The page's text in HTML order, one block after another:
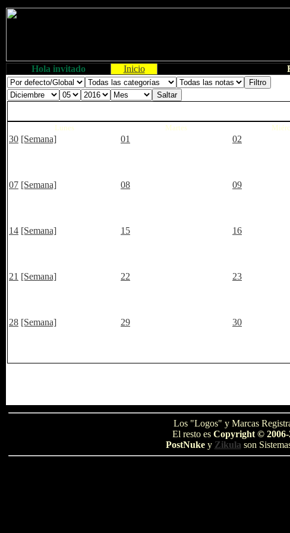
Hola invitado Inicio
Lunes Martes
30 [Semana] 01 02
07 [Semana] 08 09
14 [Semana] 15 16
21 [Semana] 22 23
28 [Semana] 29 30
Los "Logos" y Marcas
El resto es Copyright © 2006-
PostNukey Zikula son